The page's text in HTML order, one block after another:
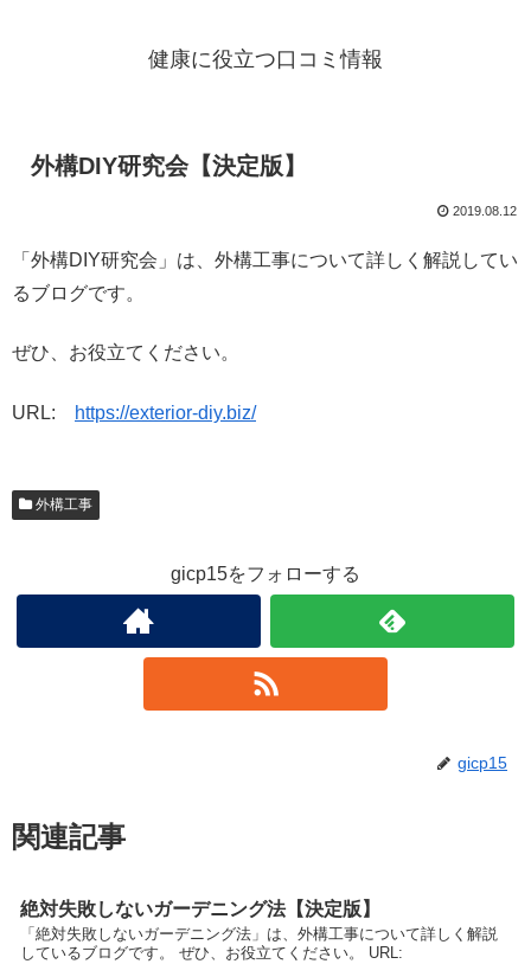
健康に役立つ口コミ情報
外構DIY研究会【決定版】
2019.08.12
「外構DIY研究会」は、外構工事について詳しく解説してい
るブログです。
ぜひ、お役立てください。
URL: https://exterior-diy.biz/
外構工事
gicp15をフォローする
gicp15
関連記事
絶対失敗しないガーデニング法【決定版】
「絶対失敗しないガーデニング法」は、外構工事について詳しく解説
しているブログです。 ぜひ、お役立てください。 URL: